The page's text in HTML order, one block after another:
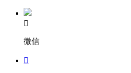

微信
